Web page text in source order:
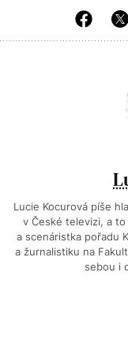
Lucie Kocurová píše
v České televizi, a
a scenáristka pořadu
a žurnalistiku na
sebou i